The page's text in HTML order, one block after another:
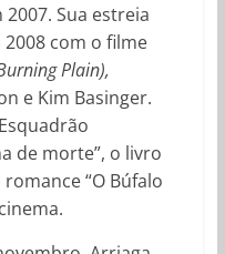
Sua estreia
com o filme
Plain),
e Kim Basinger.
de morte”, o livro
“O Búfalo